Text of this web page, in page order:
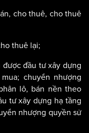
cho thuê, cho thuê
thuê lại;
đầu tư xây dựng
chuyển nhượng
lô, bán nền theo
tư xây dựng hạ tầng
nhượng quyền sử